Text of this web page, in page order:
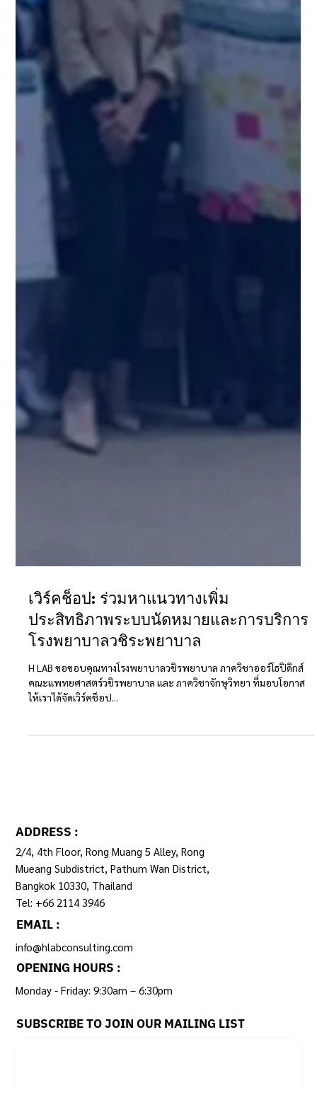
เวิร์คช็อป: ร่วมหาแนวทางเพิ่ม
ประสิทธิภาพระบบนัดหมายและการบริการ
โรงพยาบาลวชิระพยาบาล
H LAB ขอขอบคุณทางโรงพยาบาลวชิรพยาบาล ภาควิชาออร์โธปิดิกส์
ADDRESS :
2/4, 4th Floor, Rong Muang 5 Alley, Rong
Mueang Subdistrict, Pathum Wan District,
Bangkok 10330, Thailand
Tel: +66 2114 3946
EMAIL :
info@hlabconsulting.com
OPENING HOURS :